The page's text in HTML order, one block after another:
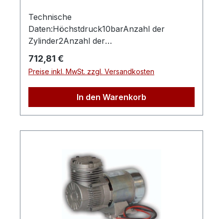
Technische
Daten:Höchstdruck10barAnzahl der
Zylinder2Anzahl der
Verdichtungsstufen2Ansaugleistung
ca.225l/minAntriebsübertragungDirektgeko
ppeltLänge (Produkt) ca.320mmBreite/Tiefe
(Produkt) ca.220mmHöhe (Produkt)
ca.140mmGewicht (Netto)
ca.8kgAnschlussspannung12 24VLeistung
AEROTEC KompressorenFerdinand-
Porsche-Str. 16, 63500 Seligenstadt,
Deutschlandinfo@aerotec.info
Regulärer Preis:
712,81 €
Preise inkl. MwSt. zzgl. Versandkosten
In den Warenkorb